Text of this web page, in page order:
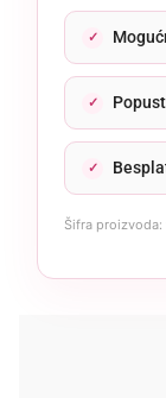
Šifra proizvoda: